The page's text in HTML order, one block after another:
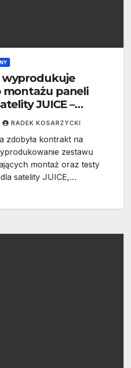
wyprodukuje
montażu paneli
JUICE –
historii misji
RADEK KOSARZYCKI
zdobyła kontrakt na
zestawu
montaż oraz testy
satelity JUICE,…